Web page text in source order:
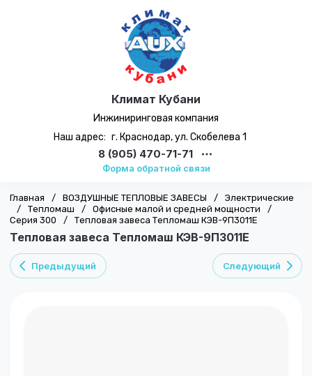
Климат Кубани
Инжиниринговая компания
Наш адрес: г. Краснодар, ул. Скобелева 1
8 (905) 470-71-71
Форма обратной связи
Главная / ВОЗДУШНЫЕ ТЕПЛОВЫЕ ЗАВЕСЫ /
Электрические
/
Тепломаш / Офисные малой и средней мощности
/
Серия 300
/ Тепловая завеса Тепломаш КЭВ-9П3011Е
Тепловая завеса Тепломаш КЭВ-9П3011Е
Предыдущий Следующий